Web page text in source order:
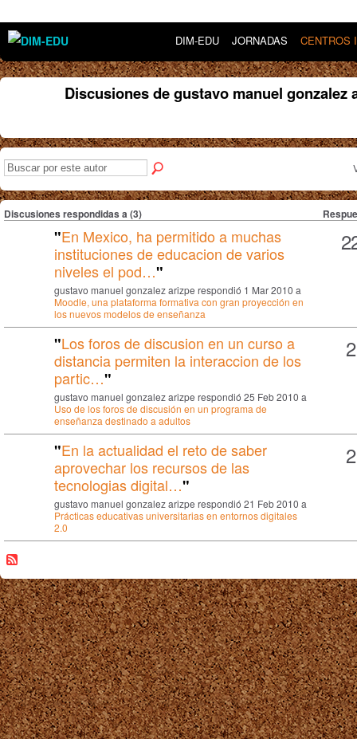
DIM-EDU JORNADAS CENTROS
Discusiones de gustavo manuel gonzalez
Discusiones respondidas a (3)
"En Mexico, ha permitido a muchas
instituciones de educacion de varios
niveles el pod…"
gustavo manuel gonzalez arizpe respondió 1 Mar 2010 a
Moodle, una plataforma formativa con gran proyección en
los nuevos modelos de enseñanza
"Los foros de discusion en un curso a
distancia permiten la interaccion de los
partic…"
gustavo manuel gonzalez arizpe respondió 25 Feb 2010 a
Uso de los foros de discusión en un programa de
enseñanza destinado a adultos
2
"En la actualidad el reto de saber
aprovechar los recursos de las
tecnologias digital…"
gustavo manuel gonzalez arizpe respondió 21 Feb 2010 a
Prácticas educativas universitarias en entornos digitales
2.0
2